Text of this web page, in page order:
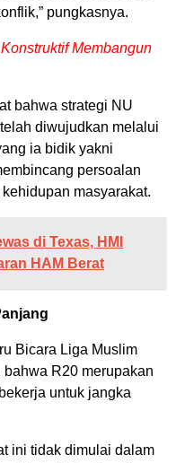
pungkasnya.
Membangun
bahwa strategi NU
diwujudkan melalui
ia bidik yakni
persoalan
masyarakat.
di Texas, HMI
HAM Berat
Bicara Liga Muslim
bahwa R20 merupakan
untuk jangka
ini tidak dimulai dalam